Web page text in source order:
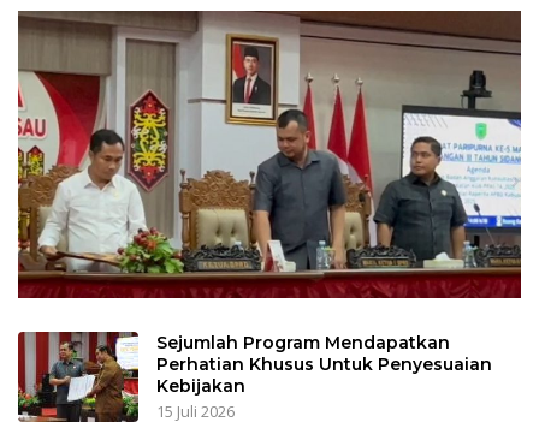
Sejumlah Program Mendapatkan
Perhatian Khusus Untuk Penyesuaian
Kebijakan
15 Juli 2026